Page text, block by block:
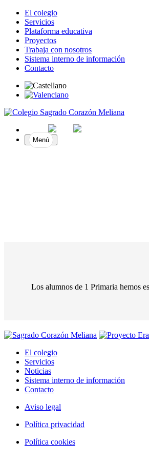
El colegio
Servicios
Plataforma educativa
Proyectos
Trabaja con nosotros
Sistema interno de información
Contacto
Menú
Los alumnos de 1 Primaria hemos
El colegio
Servicios
Noticias
Sistema interno de información
Contacto
Aviso legal
Política privacidad
Política cookies